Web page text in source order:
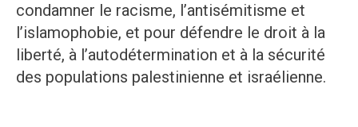
condamner le racisme, l’antisémitisme et
l’islamophobie, et pour défendre le droit à la
liberté, à l’autodétermination et à la sécurité
des populations palestinienne et israélienne.